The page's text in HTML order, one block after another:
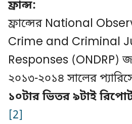
ফ্রান্স:
ফ্রান্সের National
Crime and Criminal
Responses (ONDRP)
২০১৩-২০১৪ সালের
১০টার ভিতর ৯টাই
[2]